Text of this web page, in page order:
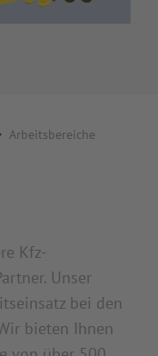
Arbeitsbereiche
Kfz-
Unser
bei den
bieten Ihnen